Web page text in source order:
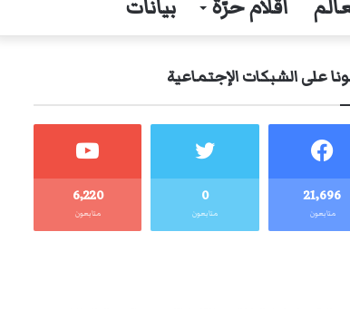
أقلام حرّة بيانات
على الشبكات الإجتماعية
21٬696
متابعون
0
متابعون
6٬220
متابعون